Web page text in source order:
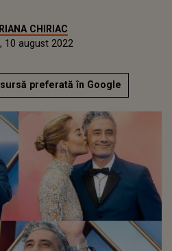
CHIRIAC
10 august 2022
preferată în Google